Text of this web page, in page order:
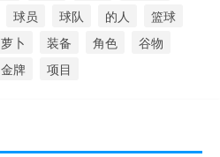
球员 球队 的人
篮球
萝卜 装备 角色
谷物
金牌 项目